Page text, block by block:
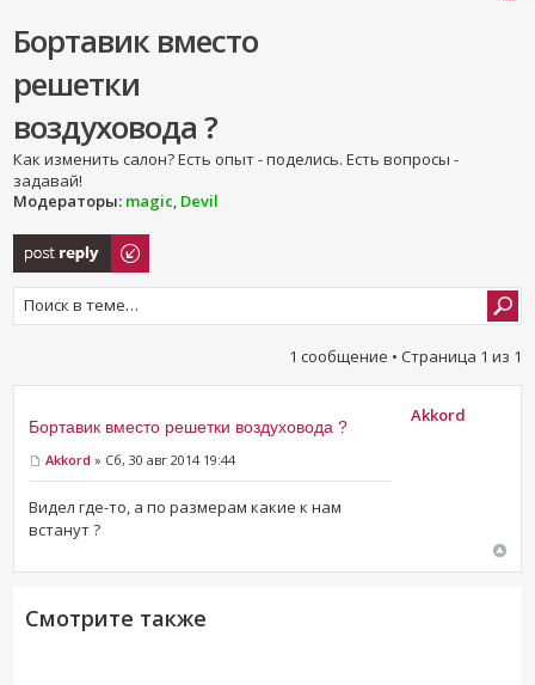
Бортавик вместо
решетки
воздуховода ?
Как изменить салон? Есть опыт - поделись. Есть вопросы -
задавай!
Модераторы: magic, Devil
Ответить
1 сообщение • Страница 1 из 1
Бортавик вместо решетки воздуховода ?
Akkord » Сб, 30 авг 2014 19:44
Видел где-то, а по размерам какие к нам
встанут ?
Akkord
Смотрите также